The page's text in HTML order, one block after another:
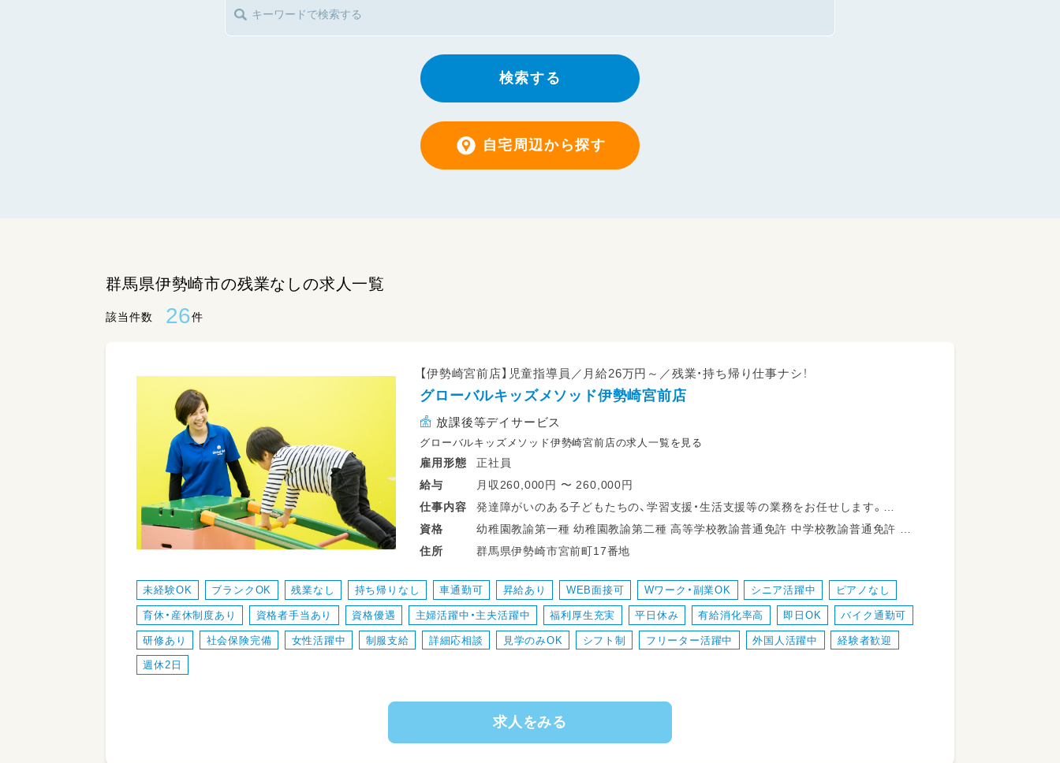
検索する
自宅周辺から探す
群馬県伊勢崎市の残業なしの求人一覧
該当件数 26件
【伊勢崎宮前店】児童指導員／月給26万円～／残業・持ち帰り仕事ナシ！
グローバルキッズメソッド伊勢崎宮前店
放課後等デイサービス
グローバルキッズメソッド伊勢崎宮前店の求人一覧を見る
雇用形態
正社員
給与
月収260,000円 〜 260,000円
仕事内容 発達障がいのある子どもたちの、学習支援・生活支援等の業務をお任せします。
・少人数保育で１名につき２～３名対応
・送迎業務あり（ＡＴ可）
・児童のみならずご家族へのケアもサービスの一環として取り組みをしています。
・ワークバランスを重視した運営をしています。
資格
幼稚園教諭第一種 幼稚園教諭第二種 高等学校教諭普通免許 中学校教諭普通免許 小
住所 群馬県伊勢崎市宮前町17番地
未経験OK ブランクOK 残業なし 持ち帰りなし 車通勤可 昇給あり WEB面接可 Wワーク・副業OK シニア活躍中 ピアノなし
育休・産休制度あり 資格者手当あり 資格優遇 主婦活躍中・主夫活躍中 福利厚生充実 平日休み 有給消化率高 即日OK バイク通勤可
研修あり 社会保険完備 女性活躍中 制服支給 詳細応相談 見学のみOK シフト制 フリーター活躍中 外国人活躍中 経験者歓迎
週休2日
求人をみる